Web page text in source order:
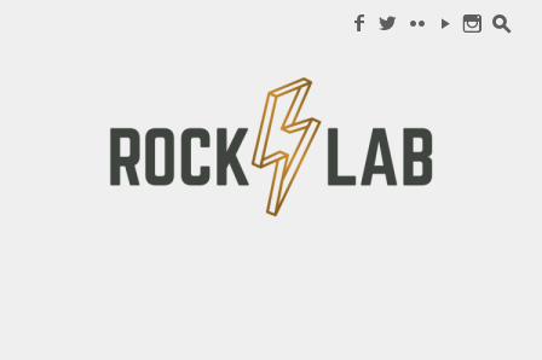
f w c y n s